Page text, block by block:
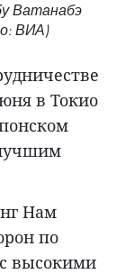
Ватанабэ
ВИА)
в Токио
Нам
по
высокими